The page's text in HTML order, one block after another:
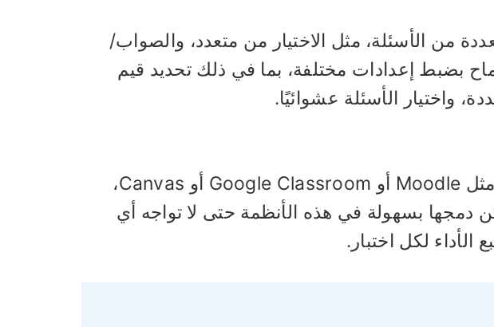
من الأسئلة، مثل الاختيار من متعدد، والصواب/
بضبط إعدادات مختلفة، بما في ذلك تحديد قيم
واختيار الأسئلة عشوائيًا.
إذا كنت تستخدم نظام إدارة التعلم مثل Moodle أو Google Classroom أو Canvas،
دمجها بسهولة في هذه الأنظمة حتى لا تواجه أي
لكل اختبار.